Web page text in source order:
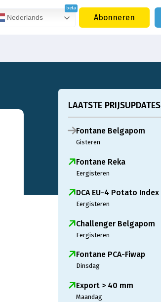
Nederlands Abonneren
LAATSTE PRIJSUPDATES
Fontane Belgapom
Gisteren
Fontane Reka
Eergisteren
DCA EU-4 Potato Index
Eergisteren
Challenger Belgapom
Eergisteren
Fontane PCA-Fiwap
Dinsdag
Export > 40 mm
Maandag